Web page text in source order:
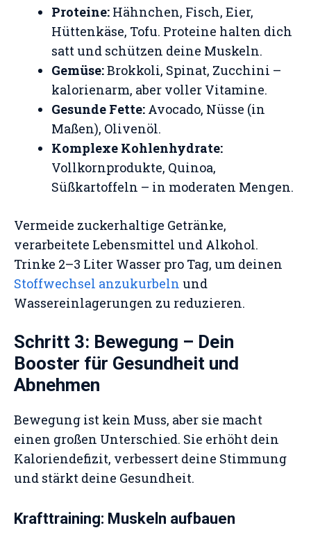
Proteine: Hähnchen, Fisch, Eier,
Hüttenkäse, Tofu. Proteine halten dich
satt und schützen deine Muskeln.
Gemüse:Brokkoli, Spinat, Zucchini –
kalorienarm, aber voller Vitamine.
Gesunde Fette: Avocado, Nüsse (in
Maßen), Olivenöl.
Komplexe Kohlenhydrate:
Vollkornprodukte, Quinoa,
Süßkartoffeln – in moderaten Mengen.
Vermeide zuckerhaltige Getränke,
verarbeitete Lebensmittel und Alkohol.
Trinke 2–3 Liter Wasser pro Tag, um deinen
Stoffwechsel anzukurbeln und
Wassereinlagerungen zu reduzieren.
Schritt 3: Bewegung – Dein
Booster für Gesundheit und
Abnehmen
Bewegung ist kein Muss, aber sie macht
einen großen Unterschied. Sie erhöht dein
Kaloriendefizit, verbessert deine Stimmung
und stärkt deine Gesundheit.
Krafttraining: Muskeln aufbauen